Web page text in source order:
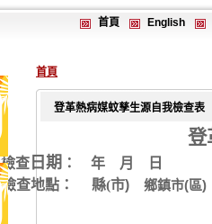
首頁 English
首頁
登革熱病媒蚊孳生源自我檢查表
登
檢查 日期 ： 年 月 日
檢查地點： 縣(市) 鄉鎮市(